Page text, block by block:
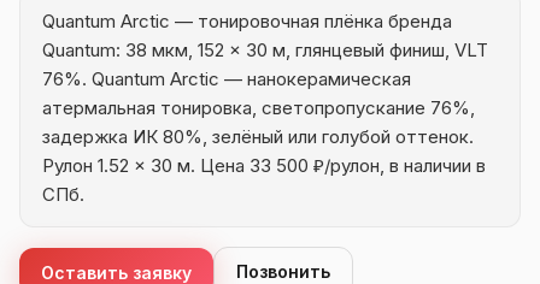
Quantum Arctic — тонировочная плёнка бренда
Quantum: 38 мкм, 152 × 30 м, глянцевый финиш, VLT
76%. Quantum Arctic — нанокерамическая
атермальная тонировка, светопропускание 76%,
задержка ИК 80%, зелёный или голубой оттенок.
Рулон 1.52 × 30 м. Цена 33 500 ₽/рулон, в наличии в
СПб.
Оставить заявку Позвонить